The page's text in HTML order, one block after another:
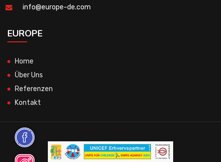
info@europe-de.com
EUROPE
Home
Über Uns
Referenzen
Kontakt